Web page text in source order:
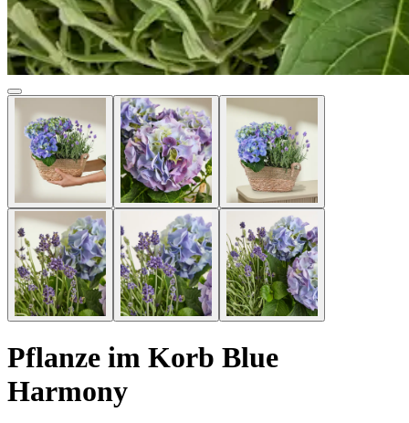
Pflanze im Korb Blue
Harmony